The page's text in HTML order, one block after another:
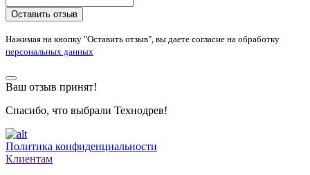
Оставить отзыв
Нажимая на кнопку "Оставить отзыв", вы даете согласие на обработку
персональных данных
Ваш отзыв принят!
Спасибо, что выбрали Технодрев!
Политика конфиденциальности
Клиентам